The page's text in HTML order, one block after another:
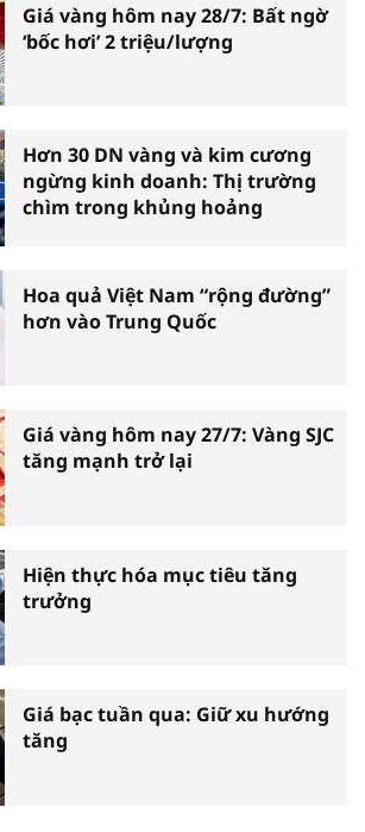
Giá vàng hôm nay 28/7: Bất ngờ
‘bốc hơi’ 2 triệu/lượng
Hơn 30 DN vàng và kim cương
ngừng kinh doanh: Thị trường
chìm trong khủng hoảng
Hoa quả Việt Nam “rộng đường”
hơn vào Trung Quốc
Giá vàng hôm nay 27/7: Vàng SJC
tăng mạnh trở lại
Hiện thực hóa mục tiêu tăng
trưởng
Giá bạc tuần qua: Giữ xu hướng
tăng